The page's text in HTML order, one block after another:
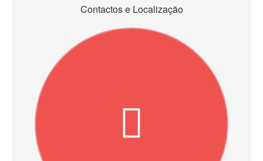
Contactos e Localização